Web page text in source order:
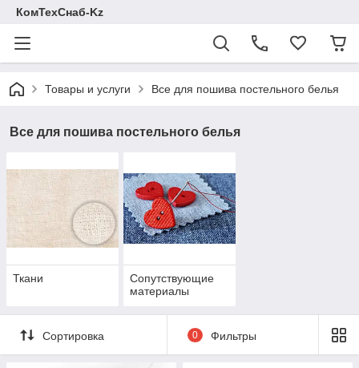
КомТехСнаб-Kz
Товары и услуги Все для пошива постельного белья
Все для пошива постельного белья
Ткани
Сопутствующие
материалы
Сортировка 0 Фильтры